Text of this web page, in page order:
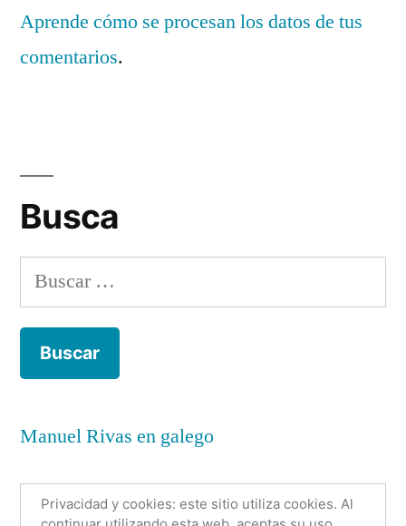
Aprende cómo se procesan los datos de tus
comentarios.
Busca
Buscar:
Manuel Rivas en galego
Privacidad y cookies: este sitio utiliza cookies. Al